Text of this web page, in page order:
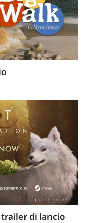
trailer di lancio